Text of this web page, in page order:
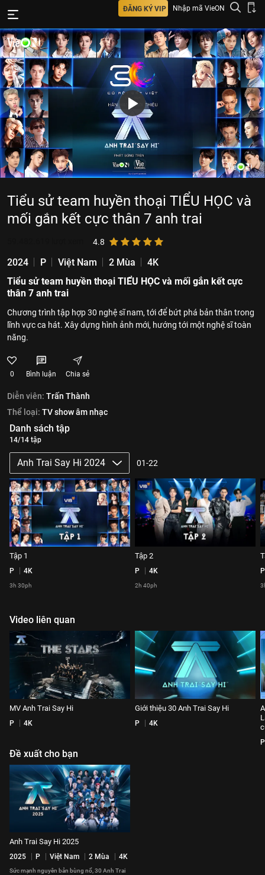
ĐĂNG KÝ VIP Nhập mã VieON
Tiểu sử team huyền thoại TIỂU HỌC và
mối gắn kết cực thân 7 anh trai
4.8
2024 P Việt Nam 2 Mùa
4K
Tiểu sử team huyền thoại TIỂU HỌC và mối gắn kết cực
thân 7 anh trai
Chương trình tập hợp 30 nghệ sĩ nam, tới để bứt phá bản thân trong
lĩnh vực ca hát. Xây dựng hình ảnh mới, hướng tới một nghệ sĩ toàn
năng.
0 Bình luận Chia sẻ
Diễn viên: Trấn Thành
Thể loại: TV show âm nhạc
Danh sách tập
14/14 tập
Anh Trai Say Hi 2024 01-22
Tập 1
P 4K
3h 30ph
Tập 2
P 4K
2h 40ph
P
Video liên quan
MV Anh Trai Say Hi
P 4K
Giới thiệu 30 Anh Trai Say Hi
P 4K
P
Đề xuất cho bạn
Anh Trai Say Hi 2025
2025 P Việt Nam 2 Mùa 4K
Sức mạnh nguyên bản bùng nổ, 30 Anh Trai